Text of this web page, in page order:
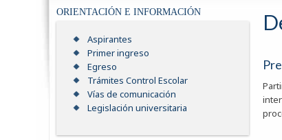
ORIENTACIÓN E INFORMACIÓN
Aspirantes
Primer ingreso
Egreso
Trámites Control Escolar
Vías de comunicación
Legislación universitaria